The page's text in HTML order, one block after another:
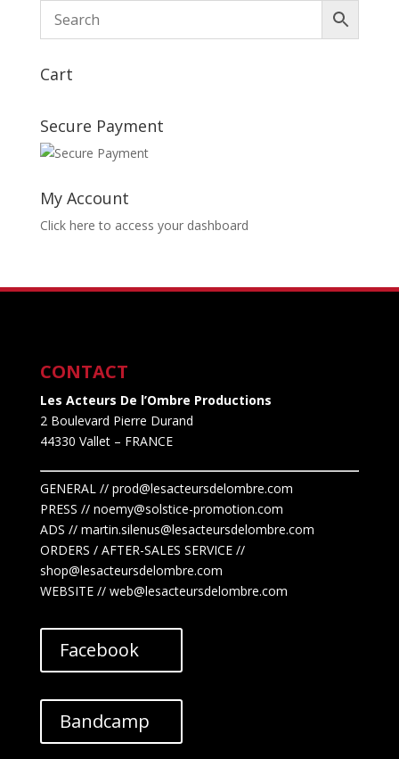
Cart
Secure Payment
My Account
Click here to access your dashboard
CONTACT
Les Acteurs De l’Ombre Productions
2 Boulevard Pierre Durand
44330 Vallet– FRANCE
GENERAL // prod@lesacteursdelombre.com
PRESS // noemy@solstice-promotion.com
ADS // martin.silenus@lesacteursdelombre.com
ORDERS / AFTER-SALES SERVICE //
shop@lesacteursdelombre.com
WEBSITE // web@lesacteursdelombre.com
Facebook
Bandcamp